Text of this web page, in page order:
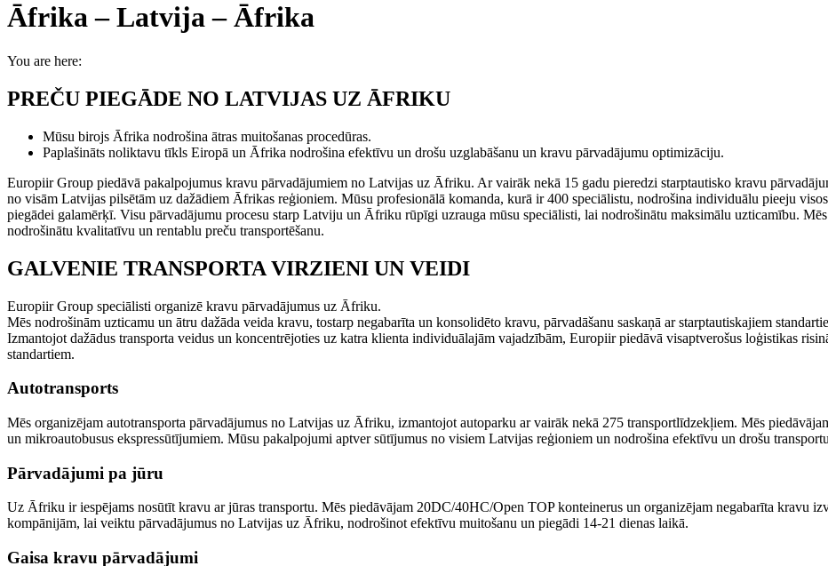
Āfrika – Latvija – Āfrika
You are here:
PREČU PIEGĀDE NO LATVIJAS UZ ĀFRIKU
Mūsu birojs Āfrika nodrošina ātras muitošanas procedūras.
Paplašināts noliktavu tīkls Eiropā un Āfrika nodrošina efektīvu un drošu uzglabāšanu un kravu pārvadājumu optimizāciju.
Europiir Group piedāvā pakalpojumus kravu pārvadājumiem no Latvijas uz Āfriku. Ar vairāk nekā 15 gadu pieredzi starptautisko kravu
no visām Latvijas pilsētām uz dažādiem Āfrikas reģioniem. Mūsu profesionālā komanda, kurā ir 400 speciālistu, nodrošina individuālu pieeju
piegādei galamērķī. Visu pārvadājumu procesu starp Latviju un Āfriku rūpīgi uzrauga mūsu speciālisti, lai nodrošinātu maksimālu uzticamību.
nodrošinātu kvalitatīvu un rentablu preču transportēšanu.
GALVENIE TRANSPORTA VIRZIENI UN VEIDI
Europiir Group speciālisti organizē kravu pārvadājumus uz Āfriku.
Mēs nodrošinām uzticamu un ātru dažāda veida kravu, tostarp negabarīta un konsolidēto kravu, pārvadāšanu saskaņā ar starptautiskajiem
Izmantojot dažādus transporta veidus un koncentrējoties uz katra klienta individuālajām vajadzībām, Europiir piedāvā visaptverošus loģistikas
standartiem.
Autotransports
Mēs organizējam autotransporta pārvadājumus no Latvijas uz Āfriku, izmantojot autoparku ar vairāk nekā 275 transportlīdzekļiem. Mēs
un mikroautobusus ekspressūtījumiem. Mūsu pakalpojumi aptver sūtījumus no visiem Latvijas reģioniem un nodrošina efektīvu un drošu
Pārvadājumi pa jūru
Uz Āfriku ir iespējams nosūtīt kravu ar jūras transportu. Mēs piedāvājam 20DC/40HC/Open TOP konteinerus un organizējam negabarīta kravu
kompānijām, lai veiktu pārvadājumus no Latvijas uz Āfriku, nodrošinot efektīvu muitošanu un piegādi 14-21 dienas laikā.
Gaisa kravu pārvadājumi